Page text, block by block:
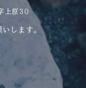
上原30
します。